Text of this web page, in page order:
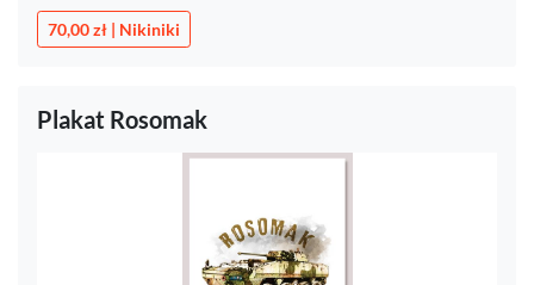
70,00 zł | Nikiniki
Plakat Rosomak